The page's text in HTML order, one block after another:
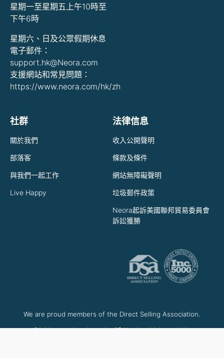
星期一至星期五上午10時至
下午6時
星期六、日及公眾假期休息
電子郵件：
support.hk@Neora.com
支援網站和常見問題：
https://www.neora.com/hk/zh
社群
關於我們
部落客
與我們一起工作
Live Happy
法律信息
收入公開聲明
條款及條件
網站無障礙聲明
垃圾郵件政策
Neora起訴美國聯邦貿易委員會
訴訟獲勝
We are proud members of the Direct Selling Association.
Click here to view the code of Ethics by which we abide.